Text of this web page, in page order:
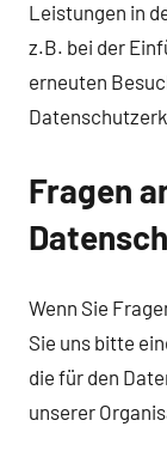
Leistungen in
z.B. bei der
erneuten
Fragen
Wenn Sie
Sie uns bitte
die für den
unserer